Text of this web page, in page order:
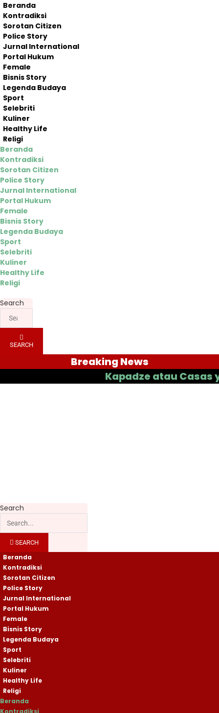
Beranda
Kontradiksi
Sorotan Citizen
Police Story
Jurnal International
Portal Hukum
Female
Bisnis Story
Legenda Budaya
Sport
Selebriti
Kuliner
Healthy Life
Religi
Beranda
Kontradiksi
Sorotan Citizen
Police Story
Jurnal International
Portal Hukum
Female
Bisnis Story
Legenda Budaya
Sport
Selebriti
Kuliner
Healthy Life
Religi
Search
SEARCH
Breaking News
Kapadze atau Casas yang
Search
SEARCH
Beranda
Kontradiksi
Sorotan Citizen
Police Story
Jurnal International
Portal Hukum
Female
Bisnis Story
Legenda Budaya
Sport
Selebriti
Kuliner
Healthy Life
Religi
Beranda
Kontradiksi